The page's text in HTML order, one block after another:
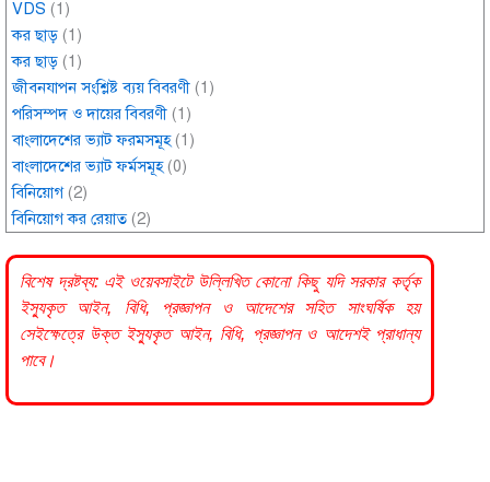
VDS (1)
কর ছাড় (1)
কর ছাড় (1)
জীবনযাপন সংশ্লিষ্ট ব্যয় বিবরণী (1)
পরিসম্পদ ও দায়ের বিবরণী (1)
বাংলাদেশের ভ্যাট ফরমসমূহ(1)
বাংলাদেশের ভ্যাট ফর্মসমূহ(0)
বিনিয়োগ(2)
বিনিয়োগ কর রেয়াত(2)
বিশেষ দ্রষ্টব্য: এই ওয়েবসাইটে উল্লিখিত কোনো কিছু যদি সরকারকর্তৃক
ইস্যুকৃত আইন, বিধি, প্রজ্ঞাপন ও আদেশের সহিত সাংঘর্ষিক হয়
সেইক্ষেত্রে উক্ত ইস্যুকৃত আইন, বিধি, প্রজ্ঞাপন ও আদেশই প্রাধান্য
পাবে।